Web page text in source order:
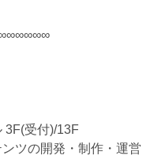
受付)/13F
ツの開発・制作・運営